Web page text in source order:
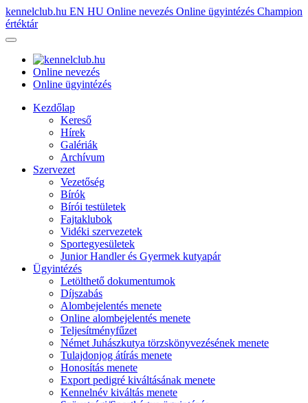
kennelclub.hu EN HU Online nevezés Online ügyintézés Champion
értéktár
Online nevezés
Online ügyintézés
Kezdőlap
Kereső
Hírek
Galériák
Archívum
Szervezet
Vezetőség
Bírók
Bírói testületek
Fajtaklubok
Vidéki szervezetek
Sportegyesületek
Junior Handler és Gyermek kutyapár
Ügyintézés
Letölthető dokumentumok
Díjszabás
Alombejelentés menete
Online alombejelentés menete
Teljesítményfűzet
Német Juhászkutya törzskönyvezésének menete
Tulajdonjog átírás menete
Honosítás menete
Export pedigré kiváltásának menete
Kennelnév kiváltás menete